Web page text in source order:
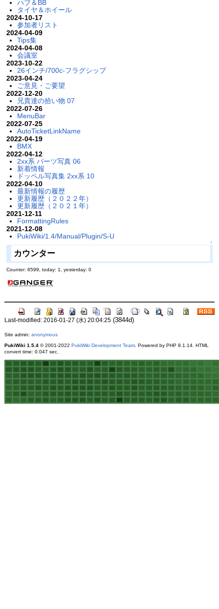
ハブ＆BB
タイヤ＆ホイール
2024-10-17
参加者リスト
2024-04-09
Tips集
2024-04-08
会議室
2023-10-22
26インチ/700c-フラグシップ
2023-04-24
ご意見・ご要望
2022-12-20
兄貴達の拾い物 07
2022-07-26
MenuBar
2022-07-25
AutoTicketLinkName
2022-04-19
BMX
2022-04-12
2xx系 パーツ写真 06
新着情報
ドッペル写真集 2xx系 10
2022-04-10
最新情報の履歴
更新履歴（２０２２年）
更新履歴（２０２１年）
2021-12-11
FormattingRules
2021-12-08
PukiWiki/1.4/Manual/Plugin/S-U
↑
カウンター
Counter: 6599, today: 1, yesterday: 0
Last-modified: 2016-01-27 (水) 20:04:25(3844d)
Site admin: anonymous
PukiWiki 1.5.4© 2001-2022 PukiWiki Development Team. Powered by PHP 8.1.14. HTML
convert time: 0.047 sec.